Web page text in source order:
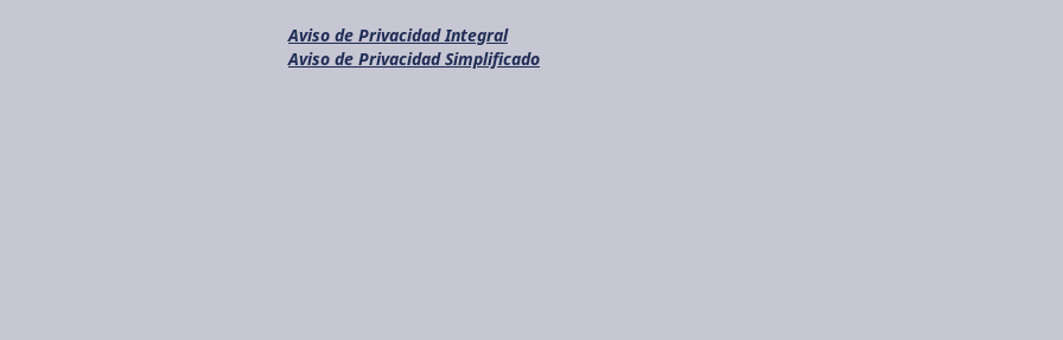
Aviso de Privacidad Integral
Aviso de Privacidad Simplificado